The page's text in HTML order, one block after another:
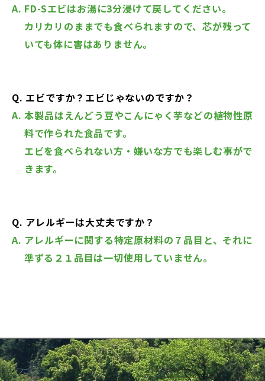
A. FD-Sエビはお湯に3分浸けて戻してください。
カリカリのままでも食べられますので、芯が残って
いても体に害はありません。
Q. エビですか？エビじゃないのですか？
A. 本製品はえんどう豆やこんにゃく芋などの植物性原
料で作られた食品です。
エビを食べられない方・嫌いな方でも楽しむ事がで
きます。
Q. アレルギーは大丈夫ですか？
A. アレルギーに関する特定原材料の７品目と、それに
準ずる２１品目は一切使用していません。